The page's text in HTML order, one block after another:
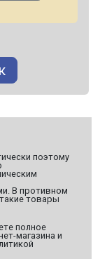
поэтому
В противном
товары
полное
магазина и